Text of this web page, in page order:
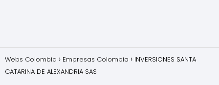
Webs Colombia Empresas Colombia
INVERSIONES SANTA
CATARINA DE ALEXANDRIA SAS